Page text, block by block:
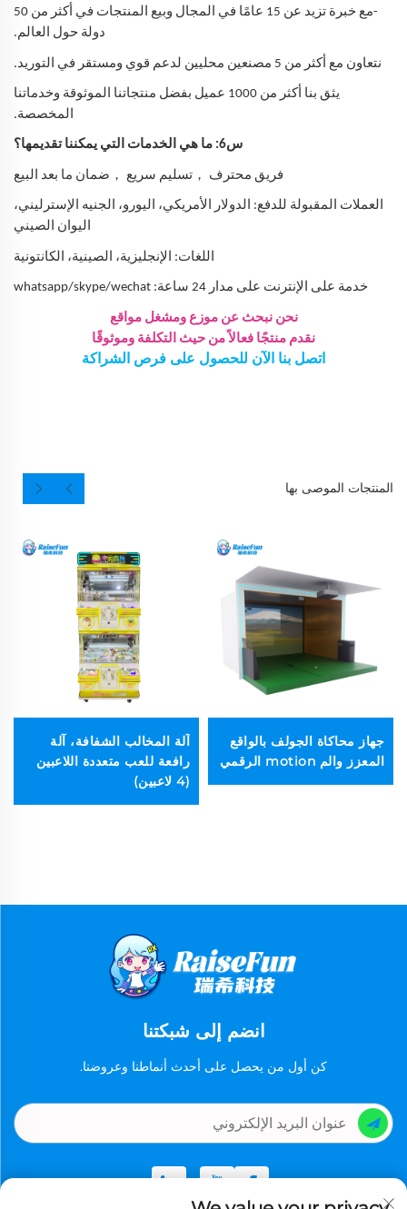
-مع خبرة تزيد عن 15 عامًا في المجال وبيع المنتجات في أكثر من 50
دولة حول العالم.
نتعاون مع أكثر من 5 مصنعين محليين لدعم قوي ومستقر في التوريد.
يثق بنا أكثر من 1000 عميل بفضل منتجاتنا الموثوقة وخدماتنا
المخصصة.
س6: ما هي الخدمات التي يمكننا تقديمها؟
فريق محترف ， تسليم سريع ， ضمان ما بعد البيع
العملات المقبولة للدفع: الدولار الأمريكي، اليورو، الجنيه الإسترليني،
اليوان الصيني
اللغات: الإنجليزية، الصينية، الكانتونية
خدمة على الإنترنت على مدار 24 ساعة: whatsapp/skype/wechat
نحن نبحث عن موزع ومشغل مواقع
نقدم منتجًا فعالاً من حيث التكلفة وموثوقًا
اتصل بنا الآن للحصول على فرص الشراكة
المنتجات الموصى بها
جهاز محاكاة الجولف بالواقع
المعزز والم motion الرقمي
آلة المخالب الشفافة، آلة
رافعة للعب متعددة اللاعبين
(4 لاعبين)
انضم إلى شبكتنا
كن أول من يحصل على أحدث أنماطنا وعروضنا.